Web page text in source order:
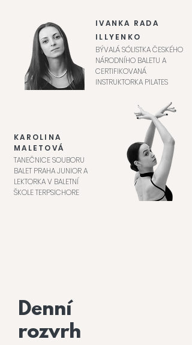
IVANKA RADA
ILLYENKO
BÝVALÁ SÓLISTKA ČESKÉHO
NÁRODNÍHO BALETU A
CERTIFIKOVANÁ
INSTRUKTORKA PILATES
KAROLINA
MALETOVÁ
TANEČNICE SOUBORU
BALET PRAHA JUNIOR A
LEKTORKA V BALETNÍ
ŠKOLE TERPSICHORE
Denní
rozvrh